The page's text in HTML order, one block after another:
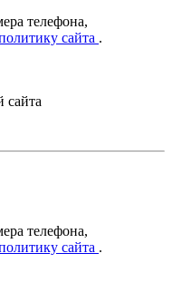
телефона,
сайта .
сайта
телефона,
сайта .